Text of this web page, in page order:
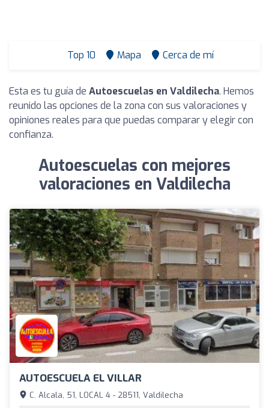
Top 10 Mapa Cerca de mí
Esta es tu guía de Autoescuelas en Valdilecha. Hemos
reunido las opciones de la zona con sus valoraciones y
opiniones reales para que puedas comparar y elegir con
confianza.
Autoescuelas con mejores
valoraciones en Valdilecha
AUTOESCUELA EL VILLAR
C. Alcala, 51, LOCAL 4 - 28511, Valdilecha